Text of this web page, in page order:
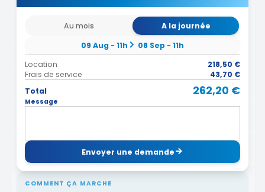
Au mois
A la journée
09 Aug - 11h
08 Sep - 11h
Location
218,50 €
Frais de service
43,70 €
Total
262,20 €
Message
Envoyer une demande
COMMENT ÇA MARCHE